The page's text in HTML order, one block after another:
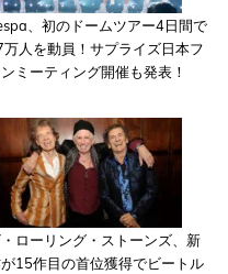
、初のドームツアー4日間で
万人を動員！サプライズ日本フ
ンミーティング開催も発表！
ローリング・ストーンズ、新
15作目の首位獲得でビートル